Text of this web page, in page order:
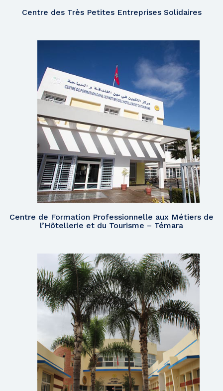
Centre des Très Petites Entreprises Solidaires
Centre de Formation Professionnelle aux Métiers de
l’Hôtellerie et du Tourisme – Témara